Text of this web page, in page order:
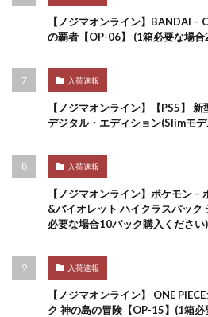
【ノジマオンライン】BANDAI –
の覇者【OP-06】 (1箱必要な場
入荷速報
【ノジマオンライン】【PS5】
デジタル・エディション(Slimモ
入荷速報
【ノジマオンライン】ポケモン –
&バイオレット ハイクラスパッ
必要な場合10パック購入ください)
入荷速報
【ノジマオンライン】 ONE
ク 神の島の冒険【OP-15】(1箱